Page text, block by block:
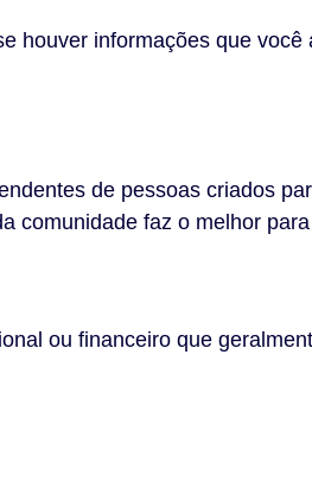
houver informações que
de pessoas criados
comunidade faz o melhor
ou financeiro que